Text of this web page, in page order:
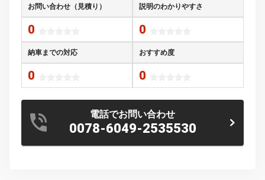
お問い合わせ（見積り）
0
納車までの対応
0
説明のわかりやすさ
0
おすすめ度
0
電話でお問い合わせ
0078-6049-2535530